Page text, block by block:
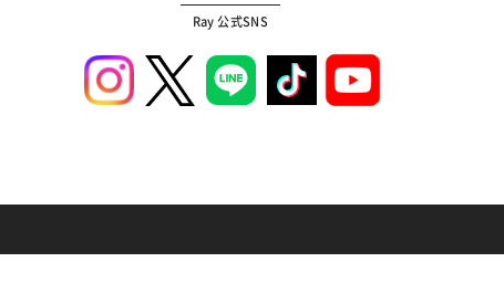
Ray 公式SNS